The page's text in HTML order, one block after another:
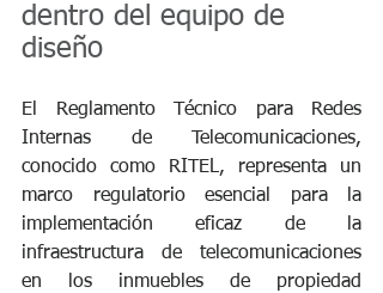
dentro del equipo de
diseño
El Reglamento Técnico para Redes
Internas de Telecomunicaciones,
conocido como RITEL, representa un
marco regulatorio esencial para la
implementación eficaz de la
infraestructura de telecomunicaciones
en los inmuebles de propiedad